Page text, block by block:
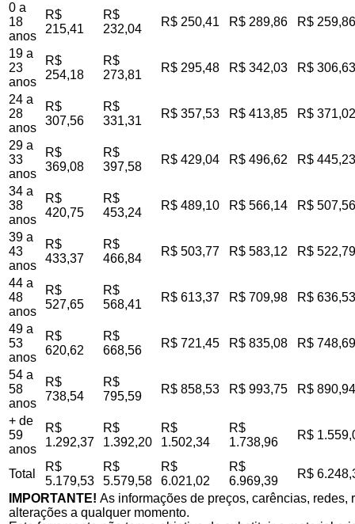
0 a
18
anos
R$
215,41
R$
232,04
R$ 250,41 R$ 289,86 R$ 259,86
19 a
23
anos
R$
254,18
R$
273,81
R$ 295,48 R$ 342,03 R$ 306,63
24 a
28
anos
R$
307,56
R$
331,31
R$ 357,53 R$ 413,85 R$ 371,02
29 a
33
anos
R$
369,08
R$
397,58
R$ 429,04 R$ 496,62 R$ 445,23
34 a
38
anos
R$
420,75
R$
453,24
R$ 489,10 R$ 566,14 R$ 507,56
39 a
43
anos
R$
433,37
R$
466,84
R$ 503,77 R$ 583,12 R$ 522,79
44 a
48
anos
R$
527,65
R$
568,41
R$ 613,37 R$ 709,98 R$ 636,53
49 a
53
anos
R$
620,62
R$
668,56
R$ 721,45 R$ 835,08 R$ 748,69
54 a
58
anos
R$
738,54
R$
795,59
R$ 858,53 R$ 993,75 R$ 890,94
+ de
59
anos
R$
1.292,37
R$
1.392,20
R$
1.502,34
R$
1.738,96
R$
Total
R$
5.179,53
R$
5.579,58
R$
6.021,02
R$
6.969,39
R$
IMPORTANTE! As informações de preços, carências,
alterações a qualquer momento.